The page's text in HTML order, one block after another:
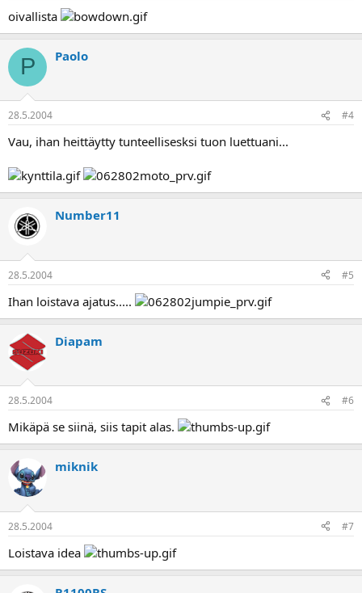
oivallista
P Paolo
28.5.2004 #4
Vau, ihan heittäytty tunteellisesksi tuon luettuani...
Number11
28.5.2004 #5
Ihan loistava ajatus.....
Diapam
28.5.2004 #6
Mikäpä se siinä, siis tapit alas.
miknik
28.5.2004 #7
Loistava idea